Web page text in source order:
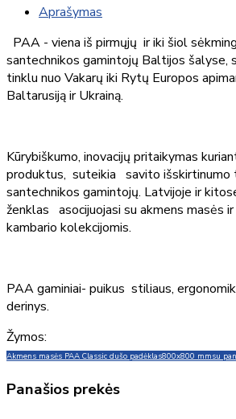
Aprašymas
PAA - viena iš pirmųjų ir iki šiol
santechnikos gamintojų Baltijos
tinklu nuo Vakarų iki Rytų Europos
Baltarusiją ir Ukrainą.
Kūrybiškumo, inovacijų pritaikymas
produktus, suteikia savito išskirtinumo
santechnikos gamintojų. Latvijoje ir
ženklas asocijuojasi su akmens masės
kambario kolekcijomis.
PAA gaminiai- puikus stiliaus,
derinys.
Žymos:
Akmens masės PAA Classic dušo padėklas800x800 mmsu
Panašios prekės